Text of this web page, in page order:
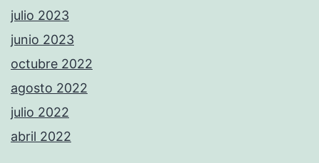
julio 2023
junio 2023
octubre 2022
agosto 2022
julio 2022
abril 2022